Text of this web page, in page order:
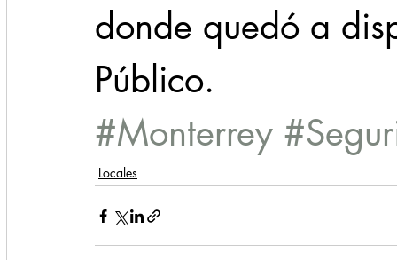
donde quedó a
Público.
#Monterrey
Locales